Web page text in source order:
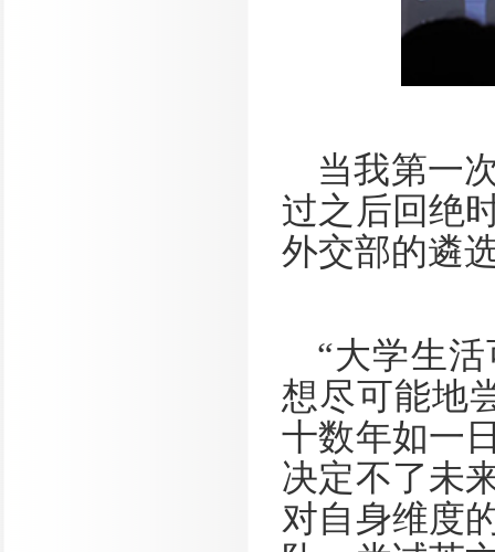
当我第一
过之后回绝
外交部的遴
“大学生
想尽可能地
十数年如一
决定不了未
对自身维度